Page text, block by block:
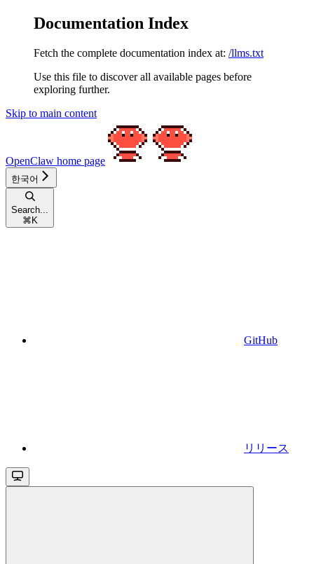
Documentation Index
Fetch the complete documentation index at: /llms.txt
Use this file to discover all available pages before
exploring further.
Skip to main content
OpenClaw home page
한국어
Search...
⌘ K
GitHub
リリース